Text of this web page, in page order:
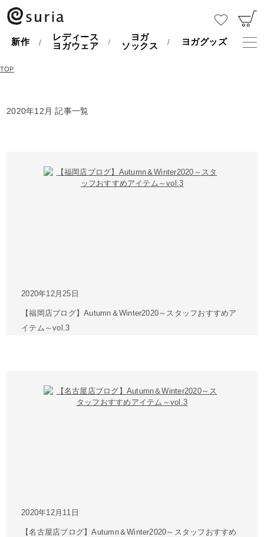
新作
レディース
ヨガウェア
ヨガ
ソックス
ヨガグッズ
TOP
2020年12月 記事一覧
2020年12月25日
【福岡店ブログ】Autumn＆Winter2020～スタッフおすすめア
イテム～vol.3
2020年12月11日
【名古屋店ブログ】Autumn＆Winter2020～スタッフおすすめ